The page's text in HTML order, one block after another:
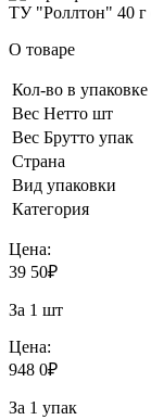
О товаре
Кол-во в упаковке
Вес Нетто шт
Вес Брутто упак
Страна
Вид упаковки
Категория
Цена:
39 50₽
За 1 шт
Цена:
948 0₽
За 1 упак